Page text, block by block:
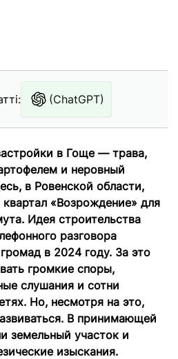
(ChatGPT)
в Гоще — трава,
и неровный
в Ровенской области,
«Возрождение» для
Идея строительства
разговора
в 2024 году. За это
громкие споры,
слушания и сотни
Но, несмотря на это,
В принимающей
земельный участок и
изыскания.